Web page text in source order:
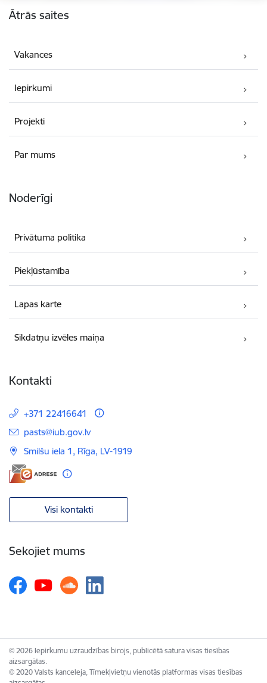
Ātrās saites
Vakances
Iepirkumi
Projekti
Par mums
Noderīgi
Privātuma politika
Piekļūstamība
Lapas karte
Sīkdatņu izvēles maiņa
Kontakti
+371 22416641
E-pasts:
pasts@iub.gov.lv
Smilšu iela 1, Rīga, LV-1919
Visi kontakti
Sekojiet mums
© 2026 Iepirkumu uzraudzības birojs, publicētā satura visas tiesības
aizsargātas.
© 2020 Valsts kanceleja, Tīmekļvietņu vienotās platformas visas tiesības